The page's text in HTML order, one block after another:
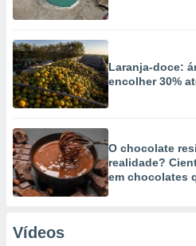
Laranja-doce:
encolher 30%
O chocolate
realidade?
em chocolates
Vídeos